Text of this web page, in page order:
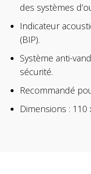
des systèmes
Indicateur
(BIP).
Système anti-
sécurité.
Recommandé
Dimensions : 110